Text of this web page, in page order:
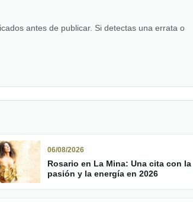
antes de publicar. Si detectas una errata o
06/08/2026
Rosario en La Mina: Una cita con la
pasión y la energía en 2026